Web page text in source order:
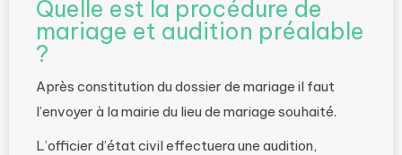
Quelle est la procédure de
mariage et audition préalable
?
Après constitution du dossier de mariage il faut
l’envoyer à la mairie du lieu de mariage souhaité.
L’officier d’état civil effectuera une audition,